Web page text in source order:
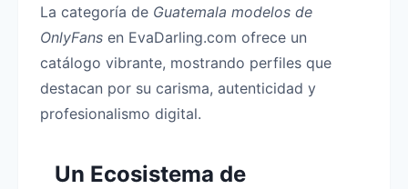
La categoría de Guatemala modelos de
OnlyFans en EvaDarling.com ofrece un
catálogo vibrante, mostrando perfiles que
destacan por su carisma, autenticidad y
profesionalismo digital.
Un Ecosistema de